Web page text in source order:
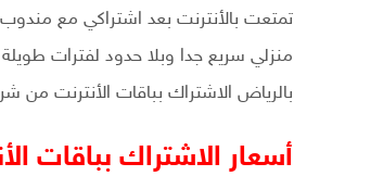
منزلي سريع جدا وبلا حدود لفترات
بالرياض الاشتراك بباقات الأنترنت من
أسعار الاشتراك بباقات